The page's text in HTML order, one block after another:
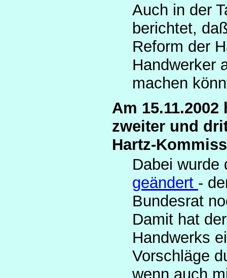
Auch in der
berichtet,
Reform der
Handwerker
machen
Am
zweiter und
Hartz-
Dabei
geändert -
Bundesrat
Damit hat
Handwerks
Vorschläge
wenn auch